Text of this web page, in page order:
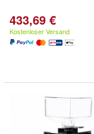
433,69 €
Kostenloser Versand